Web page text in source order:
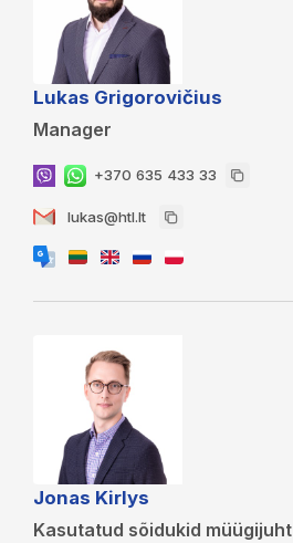
Lukas Grigorovičius
Manager
+370 635 433 33
lukas@htl.lt
Jonas Kirlys
Kasutatud sõidukid müügijuht